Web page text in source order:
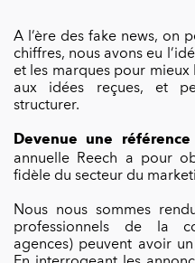
A l’ère des fake news, on
chiffres, nous avons eu
et les marques pour
aux idées reçues, et
structurer.
Devenue une
annuelle Reech a pour
fidèle du secteur du
Nous nous sommes
professionnels de la
agences) peuvent avoir